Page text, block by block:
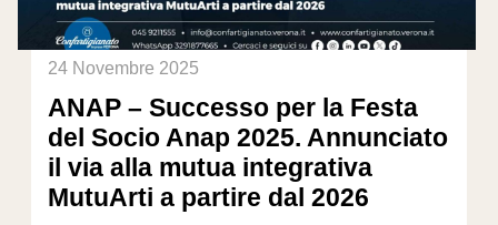
24 Novembre 2025
ANAP – Successo per la Festa
del Socio Anap 2025. Annunciato
il via alla mutua integrativa
MutuArti a partire dal 2026